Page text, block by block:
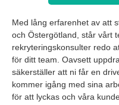
Med lång erfarenhet av att
och Östergötland, står vårt
rekryteringskonsulter redo
för ditt team. Oavsett
säkerställer att ni får en
kommer igång med sina
för att lyckas och våra